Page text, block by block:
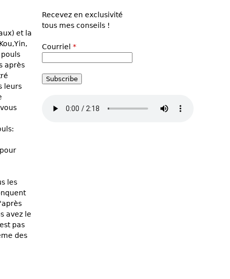
et la
après
leurs
les
avez le
pas
des
Recevez en exclusivité
tous mes conseils !
Courriel *